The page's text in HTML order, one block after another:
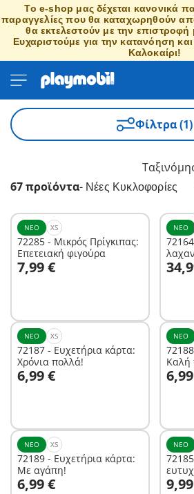
Το e-shop μας δέχεται κανονικά
παραγγελίες που θα καταχωρηθούν από
θα εκτελεστούν με την επιστροφή
Ευχαριστούμε για την κατανόηση
Καλοκαίρι!
Φίλτρα (1)
67 προϊόντα- Νέες Κυκλοφορίες
ΝΈΟ XS
72285 - Μικρός Πρίγκιπας:
Επετειακή φιγούρα
7,99 €
Στο καλάθι
ΝΈΟ
ΝΈΟ XS
72187 - Ευχετήρια κάρτα:
Χρόνια πολλά!
6,99 €
Στο καλάθι
ΝΈΟ
Καλή
ΝΈΟ XS
72189 - Ευχετήρια κάρτα:
Με αγάπη!
6,99 €
Στο καλάθι
ΝΈΟ